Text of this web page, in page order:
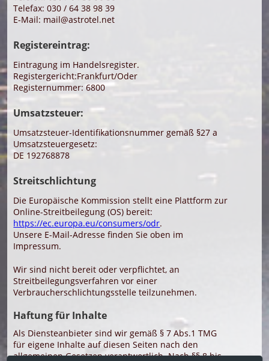
Telefax: 030 / 64 38 98 39
E-Mail: mail@astrotel.net
Registereintrag:
Eintragung im Handelsregister.
Registergericht:Frankfurt/Oder
Registernummer: 6800
Umsatzsteuer:
Umsatzsteuer-Identifikationsnummer gemäß §27 a
Umsatzsteuergesetz:
DE 192768878
Streitschlichtung
Die Europäische Kommission stellt eine Plattform zur
Online-Streitbeilegung (OS) bereit:
https://ec.europa.eu/consumers/odr.
Unsere E-Mail-Adresse finden Sie oben im
Impressum.
Wir sind nicht bereit oder verpflichtet, an
Streitbeilegungsverfahren vor einer
Verbraucherschlichtungsstelle teilzunehmen.
Haftung für Inhalte
Als Diensteanbieter sind wir gemäß § 7 Abs.1 TMG
für eigene Inhalte auf diesen Seiten nach den
allgemeinen Gesetzen verantwortlich. Nach §§ 8 bis